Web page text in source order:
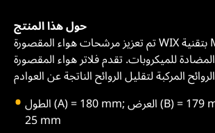
حول هذا المنتج
تم تعزيز مرشحات هواء المقصورة WIX بتقنية Microban
المضادة للميكروبات. تقدم فلاتر هواء المقصورة WIX وسائط إزالة
الطول (A) = 180 mm; العرض (B) = 179 mm; الارتفاع (H) =
25 mm